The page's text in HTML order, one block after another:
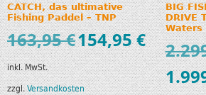
CATCH, das ultimative
Fishing Paddel – TNP
163,95€154,95€
inkl. MwSt.
zzgl.Versandkosten
BIG
DRIVE
Waters